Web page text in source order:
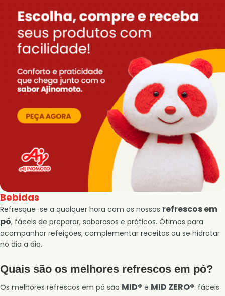
Bebidas
Refresque-se a qualquer hora com os nossos refrescos em
pó, fáceis de preparar, saborosos e práticos. Ótimos para
acompanhar refeições, complementar receitas ou se hidratar
no dia a dia.
Quais são os melhores refrescos em pó?
Os melhores refrescos em pó são MID® e MID ZERO®: fáceis